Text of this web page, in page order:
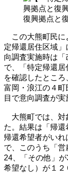
復興拠点と
この大熊町民に
定帰還居住区域
向調査実施時は
で、「特定帰還
を確認したとこ
富岡・浪江の４町
目で意向調査が実
大熊町では、対
た。結果は「帰
帰還希望者がいれ
で、このうち「
24、「その他」
希望なし）が１２